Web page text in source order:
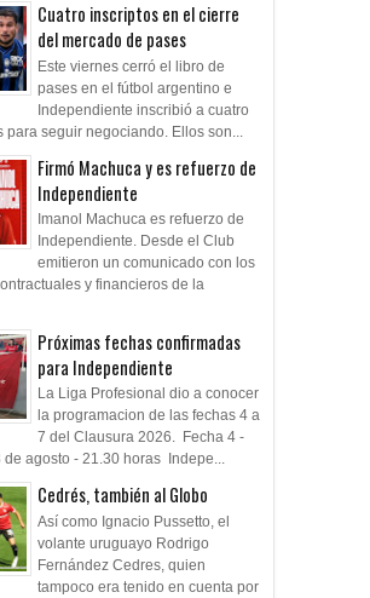
Cuatro inscriptos en el cierre
del mercado de pases
Este viernes cerró el libro de
pases en el fútbol argentino e
Independiente inscribió a cuatro
para seguir negociando. Ellos son...
Firmó Machuca y es refuerzo de
Independiente
Imanol Machuca es refuerzo de
Independiente. Desde el Club
emitieron un comunicado con los
y financieros de la
Próximas fechas confirmadas
para Independiente
La Liga Profesional dio a conocer
la programacion de las fechas 4 a
7 del Clausura 2026. Fecha 4 -
de agosto - 21.30 horas Indepe...
Cedrés, también al Globo
Así como Ignacio Pussetto, el
volante uruguayo Rodrigo
Fernández Cedres, quien
tampoco era tenido en cuenta por